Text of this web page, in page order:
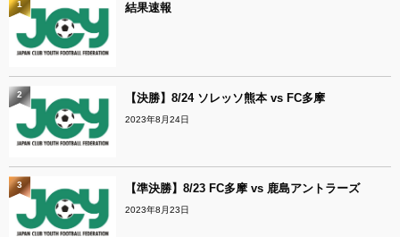
結果速報
1
【決勝】8/24 ソレッソ熊本 vs FC多摩
2023年8月24日
2
【準決勝】8/23 FC多摩 vs 鹿島アントラーズ
2023年8月23日
3